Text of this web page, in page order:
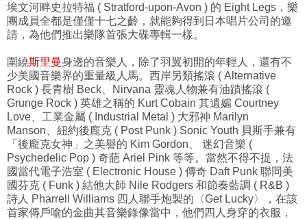
埃文河畔史拉特福 ( Stratford-upon-Avon ) 的 Eight Legs，樂
團成員全都是僅僅十七之齡，就能夠得到日本唱片公司的邀
請，為他們推出樂隊首張大碟專輯一樣。
圍繞斯里曼身邊的音樂人，除了羽翼初開的年輕人，還有不
少美國音樂界的重量級人馬。西岸另類搖滾 ( Alternative
Rock ) 長青樹 Beck、Nirvana 靈魂人物兼有油蹟搖滾 (
Grunge Rock ) 英雄之稱的 Kurt Cobain 其遺孀 Courtney
Love、工業金屬 ( Industrial Metal ) 大邪神 Marilyn
Manson、紐約後龐克 ( Post Punk ) Sonic Youth 貝斯手兼有
「後龐克女神」之美譽的 Kim Gordon、 迷幻音樂 (
Psychedelic Pop ) 奇葩 Ariel Pink 等等。當然不得不提，法
國當代電子浩室 ( Electronic House ) 傳奇 Daft Punk 聯同美
國芬克 ( Funk ) 結他大師 Nile Rodgers 和節奏藍調 ( R&B )
詩人 Pharrell Williams 四人聯手炮製的〈Get Lucky〉，在該
首家傳戶喻的金曲其音樂錄像當中，他們四人身穿的衣服，